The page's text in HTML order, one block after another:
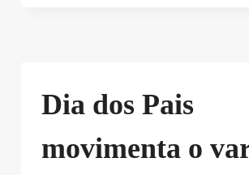
Dia dos Pais
movimenta o